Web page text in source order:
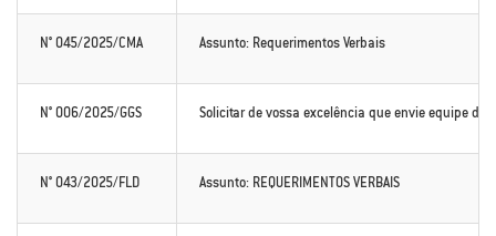
N° 045/2025/CMA Assunto: Requerimentos Verbais
N° 006/2025/GGS Solicitar de vossa excelência que envie equipe
N° 043/2025/FLD Assunto: REQUERIMENTOS VERBAIS